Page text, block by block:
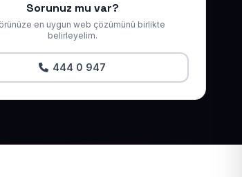
Sorunuz mu var?
en uygun web çözümünü birlikte
belirleyelim.
444 0 947